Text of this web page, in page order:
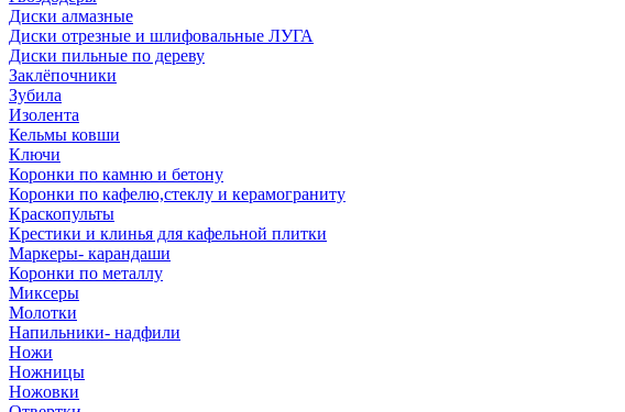
Диски алмазные
Диски отрезные и шлифовальные ЛУГА
Диски пильные по дереву
Заклёпочники
Зубила
Изолента
Кельмы ковши
Ключи
Коронки по камню и бетону
Коронки по кафелю,стеклу и керамограниту
Краскопульты
Крестики и клинья для кафельной плитки
Маркеры- карандаши
Коронки по металлу
Миксеры
Молотки
Напильники- надфили
Ножи
Ножницы
Ножовки